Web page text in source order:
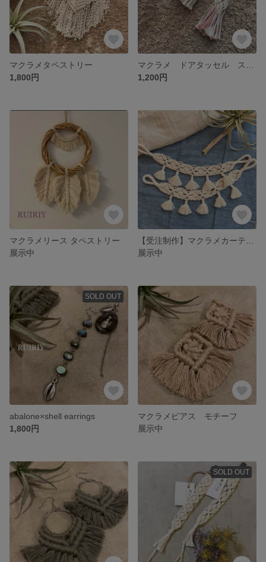
マクラメタペストリー
1,800円
1,200円
マクラメリース タペストリー
展示中
展示中
SOLD OUT
abalone×shell earrings
1,800円
マクラメピアス モチーフ
展示中
SOLD OUT